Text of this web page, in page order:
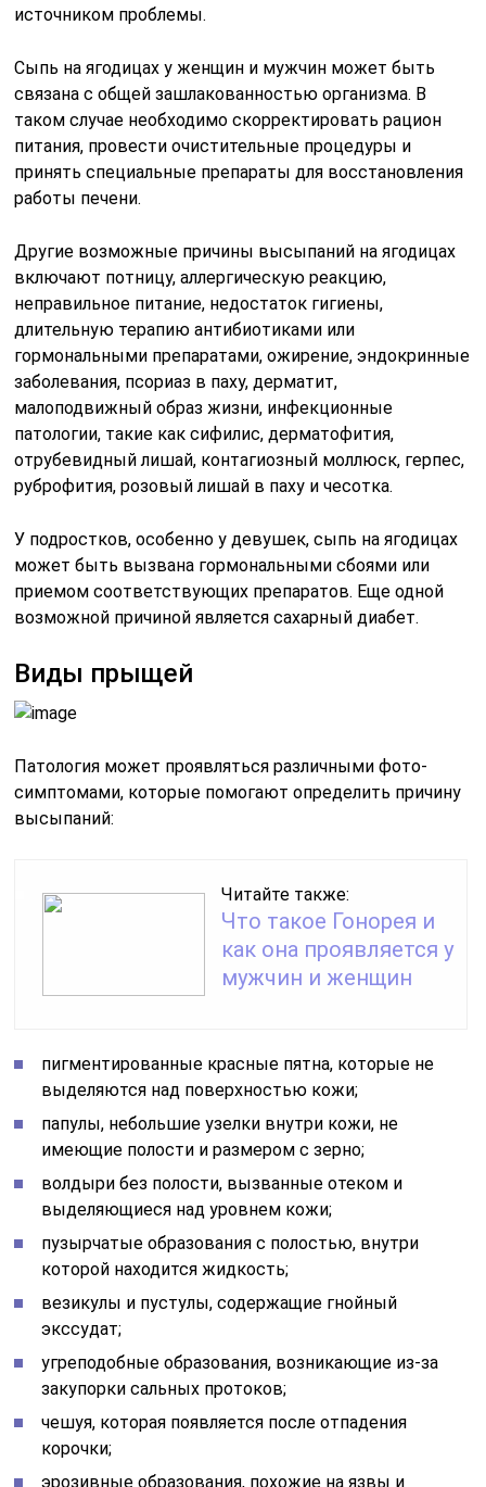
источником проблемы.
Сыпь на ягодицах у женщин и мужчин может быть
связана с общей зашлакованностью организма. В
таком случае необходимо скорректировать рацион
питания, провести очистительные процедуры и
принять специальные препараты для восстановления
работы печени.
Другие возможные причины высыпаний на ягодицах
включают потницу, аллергическую реакцию,
неправильное питание, недостаток гигиены,
длительную терапию антибиотиками или
гормональными препаратами, ожирение, эндокринные
заболевания, псориаз в паху, дерматит,
малоподвижный образ жизни, инфекционные
патологии, такие как сифилис, дерматофития,
отрубевидный лишай, контагиозный моллюск, герпес,
руброфития, розовый лишай в паху и чесотка.
У подростков, особенно у девушек, сыпь на ягодицах
может быть вызвана гормональными сбоями или
приемом соответствующих препаратов. Еще одной
возможной причиной является сахарный диабет.
Виды прыщей
Патология может проявляться различными фото-
симптомами, которые помогают определить причину
высыпаний:
Читайте также:
Что такое Гонорея и
как она проявляется у
мужчин и женщин
пигментированные красные пятна, которые не
выделяются над поверхностью кожи;
папулы, небольшие узелки внутри кожи, не
имеющие полости и размером с зерно;
волдыри без полости, вызванные отеком и
выделяющиеся над уровнем кожи;
пузырчатые образования с полостью, внутри
которой находится жидкость;
везикулы и пустулы, содержащие гнойный
экссудат;
угреподобные образования, возникающие из-за
закупорки сальных протоков;
чешуя, которая появляется после отпадения
корочки;
эрозивные образования, похожие на язвы и